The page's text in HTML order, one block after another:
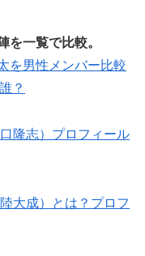
を一覧で比較。
を男性メンバー比較
？
隆志）プロフィール
大成）とは？プロフ